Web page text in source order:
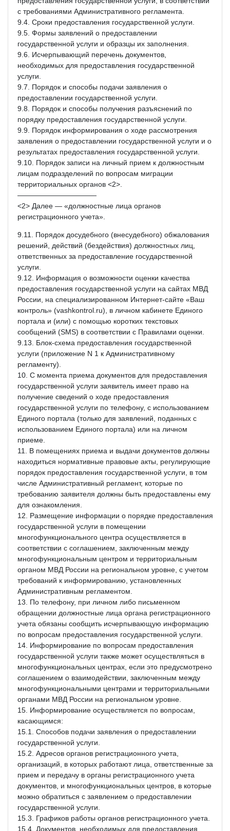
с требованиями Административного регламента.
9.4. Сроки предоставления государственной услуги.
9.5. Формы заявлений о предоставлении
государственной услуги и образцы их заполнения.
9.6. Исчерпывающий перечень документов,
необходимых для предоставления государственной
услуги.
9.7. Порядок и способы подачи заявления о
предоставлении государственной услуги.
9.8. Порядок и способы получения разъяснений по
порядку предоставления государственной услуги.
9.9. Порядок информирования о ходе рассмотрения
заявления о предоставлении государственной услуги и о
результатах предоставления государственной услуги.
9.10. Порядок записи на личный прием к должностным
лицам подразделений по вопросам миграции
территориальных органов <2>.
———————————
<2> Далее — «должностные лица органов
регистрационного учета».
9.11. Порядок досудебного (внесудебного) обжалования
решений, действий (бездействия) должностных лиц,
ответственных за предоставление государственной
услуги.
9.12. Информация о возможности оценки качества
предоставления государственной услуги на сайтах МВД
России, на специализированном Интернет-сайте «Ваш
контроль» (vashkontrol.ru), в личном кабинете Единого
портала и (или) с помощью коротких текстовых
сообщений (SMS) в соответствии с Правилами оценки.
9.13. Блок-схема предоставления государственной
услуги (приложение N 1 к Административному
регламенту).
10. С момента приема документов для предоставления
государственной услуги заявитель имеет право на
получение сведений о ходе предоставления
государственной услуги по телефону, с использованием
Единого портала (только для заявлений, поданных с
использованием Единого портала) или на личном
приеме.
11. В помещениях приема и выдачи документов должны
находиться нормативные правовые акты, регулирующие
порядок предоставления государственной услуги, в том
числе Административный регламент, которые по
требованию заявителя должны быть предоставлены ему
для ознакомления.
12. Размещение информации о порядке предоставления
государственной услуги в помещении
многофункционального центра осуществляется в
соответствии с соглашением, заключенным между
многофункциональным центром и территориальным
органом МВД России на региональном уровне, с учетом
требований к информированию, установленных
Административным регламентом.
13. По телефону, при личном либо письменном
обращении должностные лица органа регистрационного
учета обязаны сообщить исчерпывающую информацию
по вопросам предоставления государственной услуги.
14. Информирование по вопросам предоставления
государственной услуги также может осуществляться в
многофункциональных центрах, если это предусмотрено
соглашением о взаимодействии, заключенным между
многофункциональными центрами и территориальными
органами МВД России на региональном уровне.
15. Информирование осуществляется по вопросам,
касающимся:
15.1. Способов подачи заявления о предоставлении
государственной услуги.
15.2. Адресов органов регистрационного учета,
организаций, в которых работают лица, ответственные за
прием и передачу в органы регистрационного учета
документов, и многофункциональных центров, в которые
можно обратиться с заявлением о предоставлении
государственной услуги.
15.3. Графиков работы органов регистрационного учета.
15.4. Документов, необходимых для предоставления